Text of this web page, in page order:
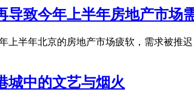
导致今年上半年房地产市场
上半年北京的房地产市场疲软，需求被推
城中的文艺与烟火